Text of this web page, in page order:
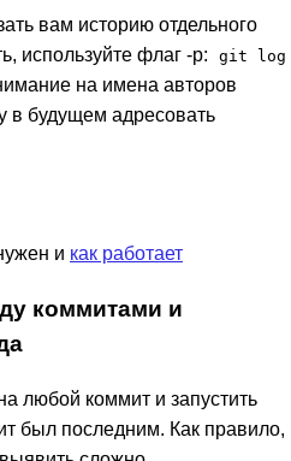
вам историю отдельного
используйте флаг -p:
git log
на имена авторов
в будущем адресовать
и как работает
коммитами и
любой коммит и запустить
был последним. Как правило,